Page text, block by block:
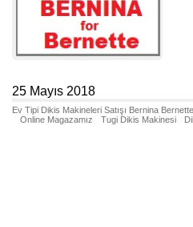
25 Mayıs 2018
Ev Tipi Dikis Makineleri Satışı Bernina
Online Magazamız
Tugi Dikis Makinesi